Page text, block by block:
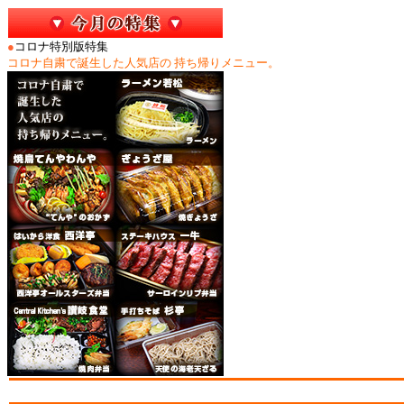
● コロナ特別版特集
コロナ自粛で誕生した人気店の 持ち帰りメニュー。